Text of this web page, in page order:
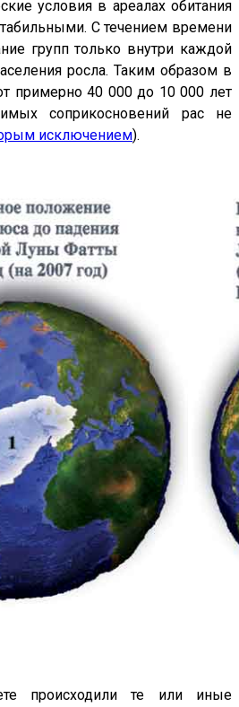
условия в ареалах обитания
С течением времени
групп только внутри каждой
росла. Таким образом в
примерно 40 000 до 10 000 лет
соприкосновений рас не
исключением).
происходили те или иные